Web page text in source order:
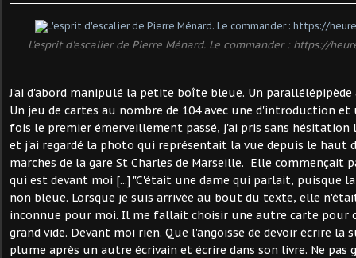
L'esprit d'escalier de Pierre Ménard. Le commander : https://
J'ai d'abord manipulé la petite boîte bleue. Un parallélépipède
Un jeu de cartes au nombre de 104 avec une d'introduction et
fois le premier émerveillement passé, j'ai pris sans
et j'ai regardé la photo qui représentait la vue depuis le haut
marches de la gare St Charles de Marseille. Elle commençait
qui est devant moi [...] "C'était une dame qui parlait, puisque
non bleue. Lorsque je suis arrivée au bout du texte, elle
inconnue pour moi. Il me fallait choisir une autre carte pour
grand vide. Devant moi rien. Que l'angoisse de devoir écrire la
plume après un autre écrivain et écrire dans son livre. Ne pas